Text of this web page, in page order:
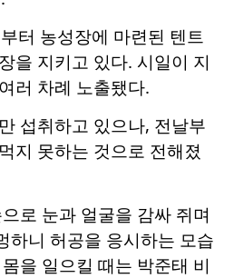
터 농성장에 마련된 텐트
을 지키고 있다. 시일이 지
러 차례 노출됐다.
섭취하고 있으나, 전날부
지 못하는 것으로 전해졌
로 눈과 얼굴을 감싸 쥐며
하니 허공을 응시하는 모습
을 일으킬 때는 박준태 비